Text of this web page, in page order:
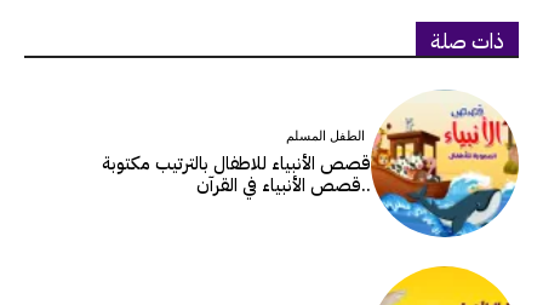
ذات صلة
الطفل المسلم
قصص الأنبياء للاطفال بالترتيب مكتوبة
..قصص الأنبياء في القرآن